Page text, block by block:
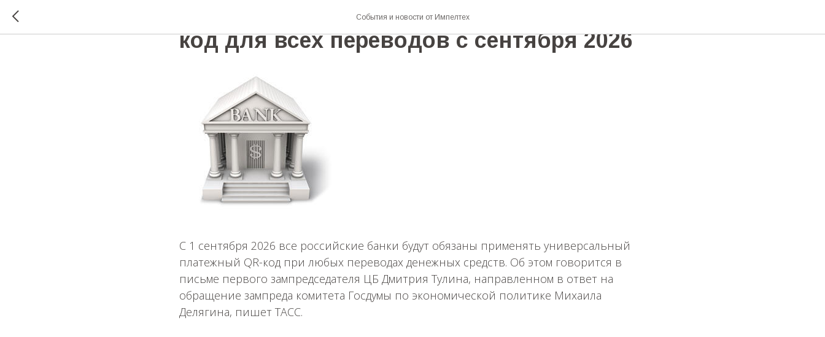
События и новости от Импелтех
Банки обяжут использовать единый QR-
код для всех переводов с сентября 2026
С 1 сентября 2026 все российские банки будут обязаны применять универсальный
платежный QR-код при любых переводах денежных средств. Об этом говорится в
письме первого зампредседателя ЦБ Дмитрия Тулина, направленном в ответ на
обращение зампреда комитета Госдумы по экономической политике Михаила
Делягина, пишет ТАСС.